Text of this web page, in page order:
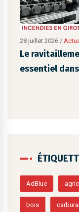
28 juillet 2026 /
Le
essentiel
AdBlue
bois